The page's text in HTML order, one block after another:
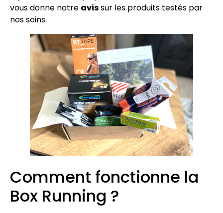
vous donne notre avissur les produits testés par
nos soins.
Comment fonctionne la
Box Running ?